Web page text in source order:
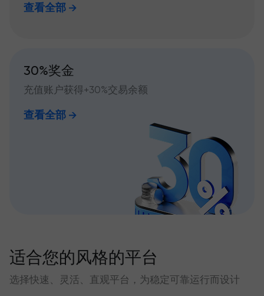
查看全部
30%奖金
充值账户获得+30%交易余额
查看全部
适合您的风格的平台
选择快速、灵活、直观平台，为稳定可靠运行而设计